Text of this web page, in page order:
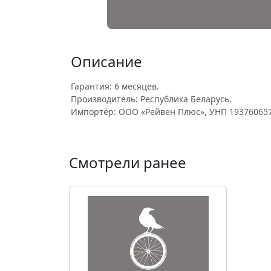
Описание
Гарантия: 6 месяцев.
Производитель: Республика Беларусь.
Импортёр: ООО «Рейвен Плюс», УНП
Смотрели ранее